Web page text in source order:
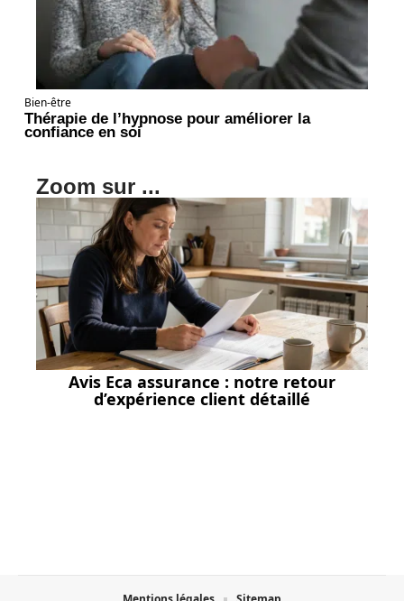
Bien-être
Thérapie de l’hypnose pour améliorer la
confiance en soi
Zoom sur ...
Avis Eca assurance : notre retour
d’expérience client détaillé